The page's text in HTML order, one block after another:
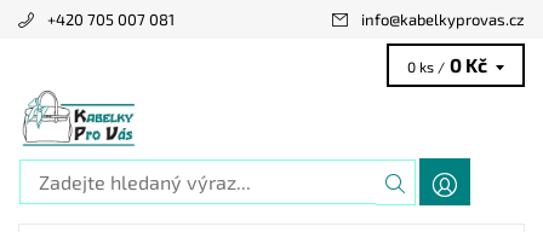
+420 705 007 081 info@kabelkyprovas.cz
0 ks / 0 Kč